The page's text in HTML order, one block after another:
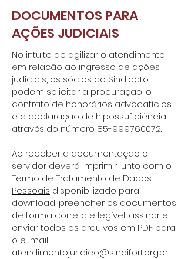
DOCUMENTOS PARA
AÇÕES JUDICIAIS
No intuito de agilizar o atendimento
em relação ao ingresso de ações
judiciais, os sócios do Sindicato
podem solicitar a procuração, o
contrato de honorários advocatícios
e a declaração de hipossuficiência
através do número 85-999760072.
Ao receber a documentação o
servidor deverá imprimir junto com o
Termo de Tratamento de Dados
Pessoais disponibilizado para
download, preencher os documentos
de forma correta e legível, assinar e
enviar todos os arquivos em PDF para
o e-mail
atendimentojuridico@sindifort.org.br.